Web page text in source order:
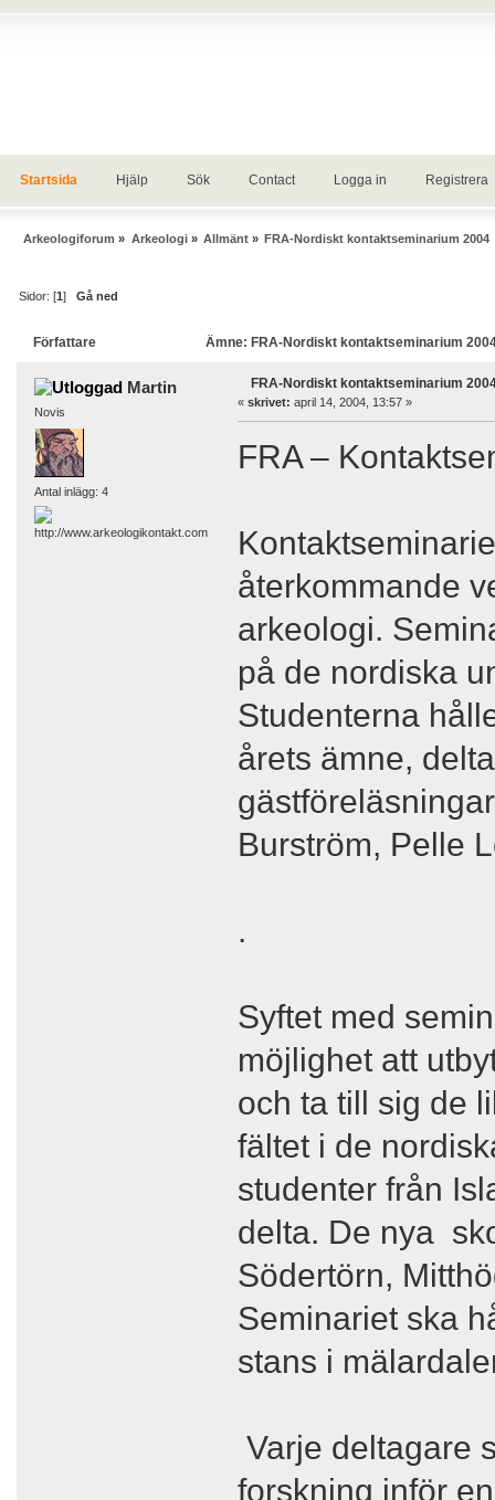
Startsida Hjälp Sök Contact Logga in Registrera
Arkeologiforum » Arkeologi» Allmänt» FRA-Nordiskt kontaktseminarium 2004
Sidor: [1]Gå ned
Författare Ämne: FRA-Nordiskt kontaktseminarium
Martin
Novis
Antal inlägg: 4
FRA-Nordiskt kontaktseminarium
« skrivet: april 14, 2004, 13:57 »
FRA –
återkommande
arkeologi.
på de nordiska
Studenterna
årets ämne,
Burström, Pelle
.
Syftet med
möjlighet att
och ta till sig de
fältet i de
studenter från
delta. De nya
Södertörn,
Seminariet ska
stans i
Varje deltagare
forskning inför